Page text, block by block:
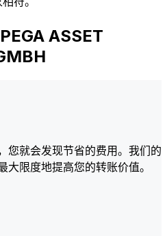
ASSET
您就会发现节省的费用。我们的
大限度地提高您的转账价值。